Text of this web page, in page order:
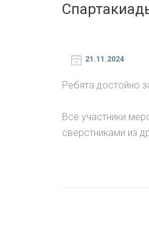
21.11.2024
Ребята достойно
Все участники
сверстниками из